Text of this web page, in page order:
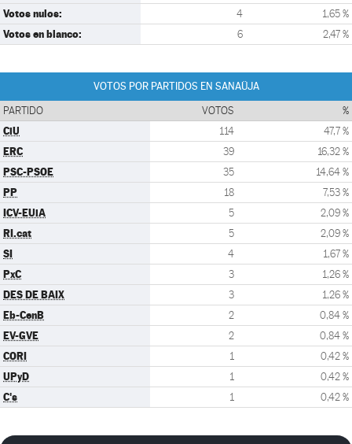
Votos nulos: 4 1,65 %
Votos en blanco: 6 2,47 %
VOTOS POR PARTIDOS EN SANAÜJA
PARTIDO VOTOS %
CiU 114 47,7 %
ERC 39 16,32 %
PSC-PSOE 35 14,64 %
PP 18 7,53 %
ICV-EUiA 5 2,09 %
RI.cat 5 2,09 %
SI 4 1,67 %
PxC 3 1,26 %
DES DE BAIX 3 1,26 %
Eb-CenB 2 0,84 %
EV-GVE 2 0,84 %
CORI 1 0,42 %
UPyD 1 0,42 %
C's 1 0,42 %